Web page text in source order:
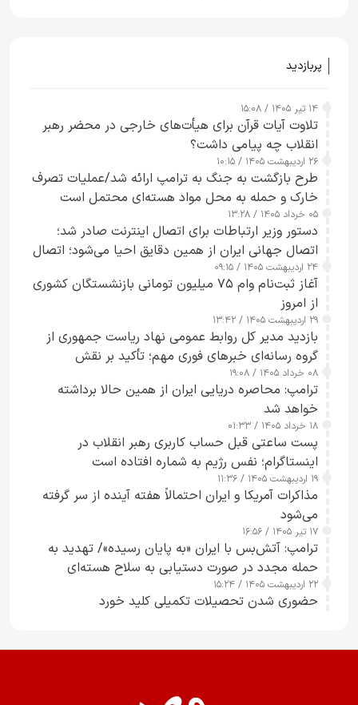
پربازدید
۱۴ تیر ۱۴۰۵ / ۱۵:۰۸
تلاوت آیات قرآن برای هیأت‌های خارجی در محضر رهبر
انقلاب چه پیامی داشت؟
۲۶ اردیبهشت ۱۴۰۵ / ۱۰:۱۵
طرح‌ بازگشت به جنگ به ترامپ ارائه شد/عملیات تصرف
خارک و حمله به محل مواد هسته‌ای محتمل است
۰۵ خرداد ۱۴۰۵ / ۱۳:۲۸
دستور وزیر ارتباطات برای اتصال اینترنت صادر شد؛
اتصال جهانی ایران از همین دقایق احیا می‌شود؛ اتصال
کامل مردم تا ۲۴ ساعت آینده
۲۴ اردیبهشت ۱۴۰۵ / ۰۹:۱۵
آغاز ثبت‌نام وام ۷۵ میلیون تومانی بازنشستگان کشوری
از امروز
۲۹ اردیبهشت ۱۴۰۵ / ۱۳:۴۲
بازدید مدیر کل روابط عمومی نهاد ریاست جمهوری از
گروه رسانه‌ای خبرهای فوری مهم؛ تأکید بر نقش
رسانه‌های هوشمند و مسئول در ارتقای آگاهی عمومی
۰۸ خرداد ۱۴۰۵ / ۱۹:۰۸
ترامپ: محاصره دریایی ایران از همین حالا برداشته
خواهد شد
۱۸ خرداد ۱۴۰۵ / ۰۱:۳۳
پست ساعتی قبل حساب کاربری رهبر انقلاب در
اینستاگرام؛ نفس رژیم به شماره افتاده است​
۱۹ اردیبهشت ۱۴۰۵ / ۱۱:۳۶
مذاکرات آمریکا و ایران احتمالاً هفته آینده از سر گرفته
می‌شود
۱۷ تیر ۱۴۰۵ / ۱۶:۵۶
ترامپ: آتش‌بس با ایران «به پایان رسیده»/ تهدید به
حمله مجدد در صورت دستیابی به سلاح هسته‌ای
۲۲ اردیبهشت ۱۴۰۵ / ۱۵:۲۴
حضوری شدن تحصیلات تکمیلی کلید خورد